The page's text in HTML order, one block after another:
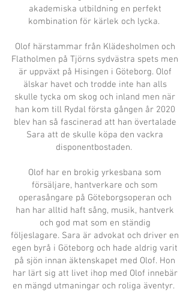
akademiska utbildning en perfekt
kombination för kärlek och lycka.
Olof härstammar från Klädesholmen och
Flatholmen på Tjörns sydvästra spets men
är uppväxt på Hisingen i Göteborg. Olof
älskar havet och trodde inte han alls
skulle tycka om skog och inland men när
han kom till Rydal första gången år 2020
blev han så fascinerad att han övertalade
Sara att de skulle köpa den vackra
disponentbostaden.
Olof har en brokig yrkesbana som
försäljare, hantverkare och som
operasångare på Göteborgsoperan och
han har alltid haft sång, musik, hantverk
och god mat som en ständig
följeslagare. Sara är advokat och driver en
egen byrå i Göteborg och hade aldrig varit
på sjön innan äktenskapet med Olof. Hon
har lärt sig att livet ihop med Olof innebär
en mängd utmaningar och roliga äventyr.